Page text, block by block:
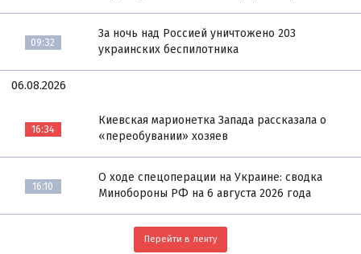
09:32
За ночь над Россией уничтожено 203
украинских беспилотника
06.08.2026
16:34
Киевская марионетка Запада рассказала о
«переобувании» хозяев
16:10
О ходе спецоперации на Украине: сводка
Минобороны РФ на 6 августа 2026 года
Перейти в ленту